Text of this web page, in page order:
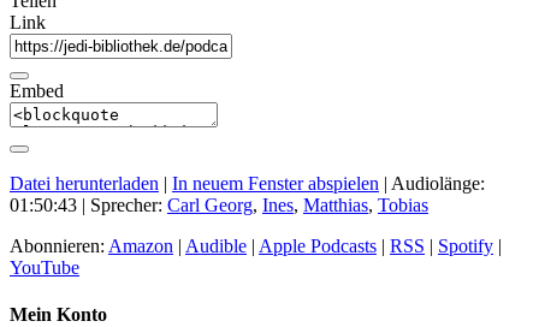
Link
Embed
Datei herunterladen | In neuem Fenster abspielen | Audiolänge:
01:50:43 | Sprecher: Carl Georg, Ines, Matthias, Tobias
Abonnieren: Amazon | Audible | Apple Podcasts | RSS | Spotify |
YouTube
Mein Konto